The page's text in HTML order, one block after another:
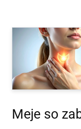
Meje so